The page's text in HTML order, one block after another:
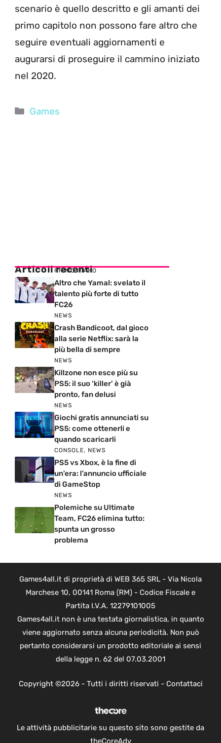
scenario è quello descritto e gli amanti dei
primo capitolo non possono fare altro che
seguire eventuali aggiornamenti e
augurarsi di proseguire il cammino iniziato
nel 2020.
Categorie
Games
Articoli recenti
PRIMO PIANO
Altro che Yamal: svelato il
talento più forte di tutto
FC26
NEWS
Crash Bandicoot, dal gioco
alla serie Netflix: sarà la
più bella di sempre
NEWS
Killzone non esce più su
PS5: il suo ‘killer’ è già
pronto, fan delusi
NEWS
Giochi gratis annunciati su
PS5: come ottenerli e
quando scaricarli
CONSOLE, NEWS
PS5 vs Xbox, è la fine di
un’era: l’annuncio ufficiale
di GameStop
NEWS
Polemiche su Ultimate
Team, FC26 elimina tutto:
spunta un grosso
problema
Games4all.it di proprietà di WEB 365 SRL - Via Nicola
Marchese 10, 00141 Roma (RM) - Codice Fiscale e
Partita I.V.A. 12279101005
Games4all.it non è una testata giornalistica, in quanto
viene aggiornato senza alcuna periodicità. Non può
pertanto considerarsi un prodotto editoriale ai sensi
della legge n. 62 del 07.03.2001
Copyright ©2026 - Tutti i diritti riservati - Contattaci
Le attività pubblicitarie su questo sito sono gestite da
theCoreAdv